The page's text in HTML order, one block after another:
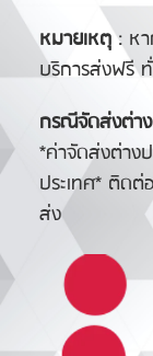
หมายเหตุ: หา
บริการส่งฟรี
กรณีจัดส่งต่าง
*ค่าจัดส่งต่าง
ประเทศ* ติดต่
ส่ง